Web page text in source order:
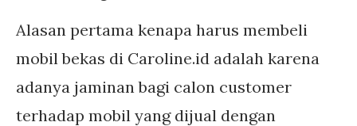
Alasan pertama kenapa harus membeli
mobil bekas di Caroline.id adalah karena
adanya jaminan bagi calon customer
terhadap mobil yang dijual dengan